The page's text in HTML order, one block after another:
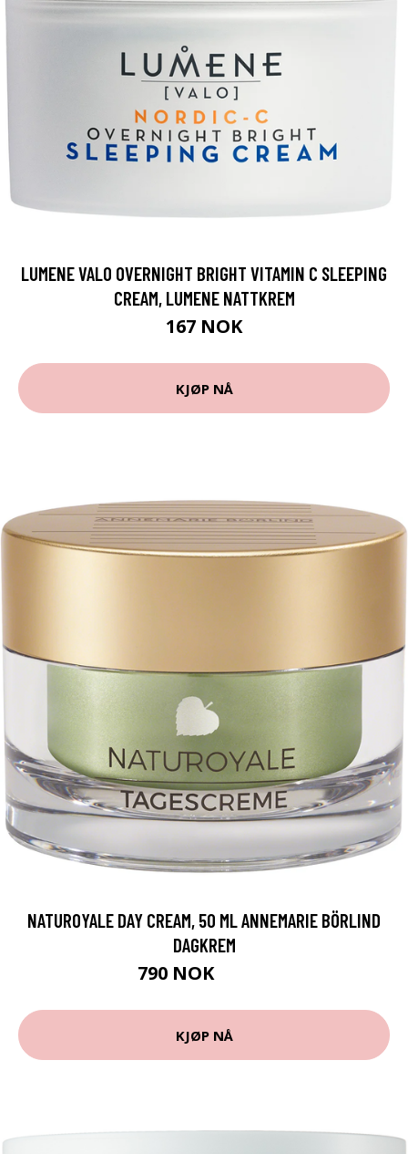
LUMENE VALO OVERNIGHT BRIGHT VITAMIN C SLEEPING
CREAM, LUMENE NATTKREM
167 NOK
KJØP NÅ
NATUROYALE DAY CREAM, 50 ML ANNEMARIE BÖRLIND
DAGKREM
790 NOK
KJØP NÅ